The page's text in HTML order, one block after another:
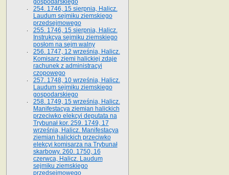
gospodarskiego
254. 1746, 15 sierpnia, Halicz.
Laudum sejmiku ziemskiego
przedsejmowego
255. 1746, 15 sierpnia, Halicz.
Instrukcya sejmiku ziemskiego
posłom na sejm walny
256. 1747, 12 września, Halicz.
Komisarz ziemi halickiej zdaje
rachunek z administracyi
czopowego
257. 1748, 10 września, Halicz.
Laudum sejmiku ziemskiego
gospodarskiego
258. 1749, 15 września, Halicz.
Manifestacya ziemian halickich
przeciwko elekcyi deputata na
Trybunał kor. 259. 1749, 17
września, Halicz. Manifestacya
ziemian halickich przeciwko
elekcyi komisarza na Trybunał
skarbowy. 260. 1750, 16
czerwca, Halicz. Laudum
sejmiku ziemskiego
przedsejmowego